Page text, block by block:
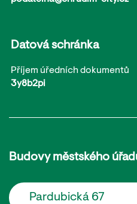
Datová schránka
Příjem úředních dokumentů
3y8b2pi
Budovy městského
Pardubická 67